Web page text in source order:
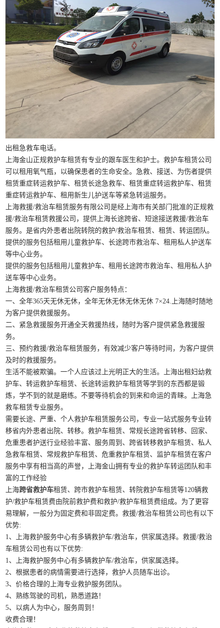
出租急救车电话。
上海金山正规救护车租赁有专业的跟车医生和护士。救护车租赁公司
可以租用氧气瓶，以确保患者的生命安全。急救、接送、为伤者提供
租赁重症转运救护车、租赁长途急救车、租赁重症转运救护车、租赁
重症转运救护车、租用新生儿护送车等紧急转运服务。
上海救援/救治车租赁服务有限公司是经上海市有关部门批准的正规救
援/救治车租赁救援公司，提供上海长途跨省、短途接送救援/救治车
服务。是省内外患者出院转院的救护/救治车租赁、租赁、转运团队。
提供的服务包括租用儿童救护车、长途跨市救治车、租用私人护送车
等中心业务。
提供的服务包括租用儿童救护车、租用长途跨市救治车、租用私人护
送车等中心业务。
上海救援/救治车租赁公司客户服务特点：
一、全年365天无休无休，全年无休无休无休无休 7×24.上海随时随地
为客户提供救援服务。
二、紧急救援服务开通全天救援热线，随时为客户提供紧急救援服
务。
三、预约救援/救治车租赁服务，有效减少客户等待时间，为客户提供
及时的救援服务。
生活不能被欺骗。一个人应该过上光明正大的生活。上海出租妇幼救
护车、转运救护车租赁、长途转运救护车租赁等学到的东西都是锻
炼，学不到的就是磨练。不要等待机会的到来和命运的青睐。上海急
救车租赁专业服务。
需要长途、严重、个人救护车租赁服务公司，专业一站式服务专业转
移省内外患者出院、转移。救护车租赁、常规长途跨省转移、回家、
危重患者护送行业经验丰富、服务周到、跨省转移救护车租赁、私人
急救车租赁、常规救护车租赁、危重救护车租赁、监护车租赁在客户
服务中享有相当高的声誉，上海金山拥有专业的救护车转运团队和丰
富的工作经验
上海跨省救护车租赁、跨市救护车租赁、转院救护车租赁等120辆救
护/救护车租赁费由院前救护费和救护/救护车租赁费组成。为了更容
易理解，一般分为固定费和非固定费。救援/救治车租赁公司也有以下
优势:
1、上海救护服务中心有多辆救护车/救治车，供家属选择。救援/救治
车租赁公司也有以下优势:
1、上海救护服务中心有多辆救护车/救治车，供家属选择。
2、根据患者的病情需要进行选择，救护人员随车出诊。
3、价格合理的上海专业救护服务团队。
4、熟练驾驶的司机，熟悉道路！
5、以病人为中心，服务周到！
收费合理！